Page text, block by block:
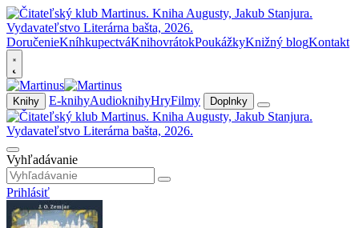
DoručenieKníhkupectváKnihovrátokPoukážkyKnižný blogKontakt
Knihy E-knihyAudioknihyHryFilmy Doplnky
Vyhľadávanie
Prihlásiť